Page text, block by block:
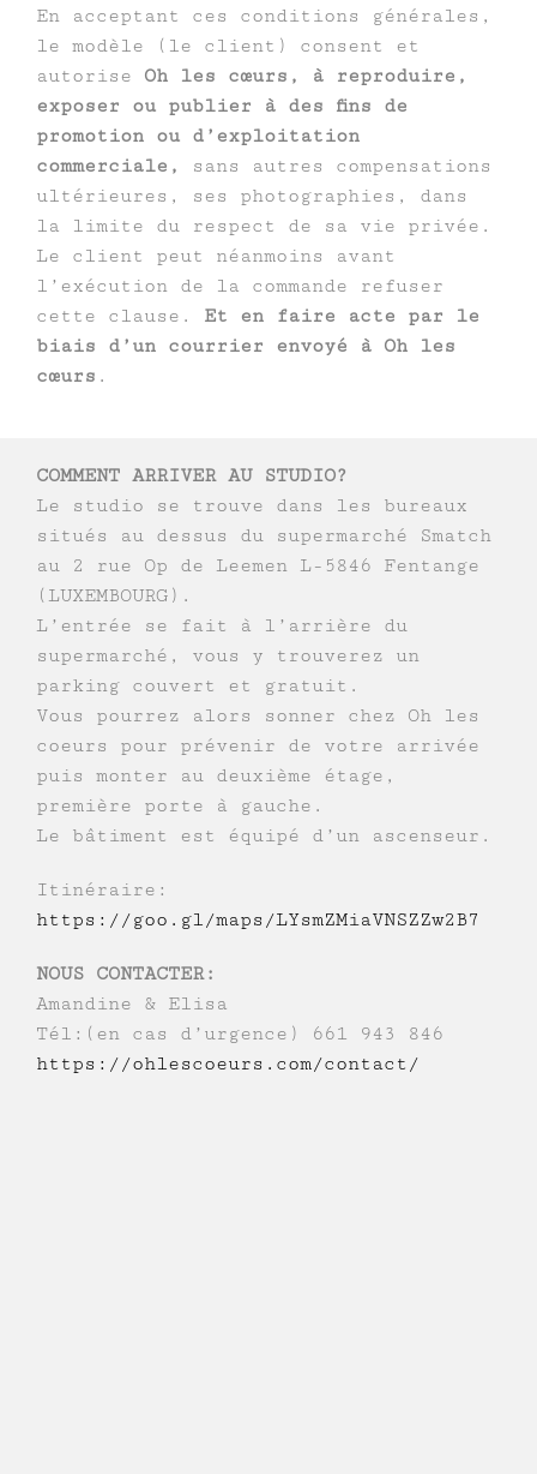
En acceptant ces conditions générales,
le modèle (le client) consent et
autorise Oh les cœurs, à reproduire,
exposer ou publier à des fins de
promotion ou d’exploitation
commerciale,
sans autres compensations
ultérieures, ses photographies, dans
la limite du respect de sa vie privée.
Le client peut néanmoins avant
l’exécution de la commande refuser
cette clause. Et en faire acte par le
biais d’un courrier envoyé à Oh les
cœurs .
COMMENT ARRIVER AU STUDIO?
Le studio se trouve dans les bureaux
situés au dessus du supermarché Smatch
au 2 rue Op de Leemen L-5846 Fentange
(LUXEMBOURG).
L’entrée se fait à l’arrière du
supermarché, vous y trouverez un
parking couvert et gratuit.
Vous pourrez alors sonner chez Oh les
coeurs pour prévenir de votre arrivée
puis monter au deuxième étage,
première porte à gauche.
Le bâtiment est équipé d’un ascenseur.
Itinéraire:
https://goo.gl/maps/LYsmZMiaVNSZZw2B7
NOUS CONTACTER:
Amandine & Elisa
Tél:(en cas d’urgence) 661 943 846
https://ohlescoeurs.com/contact/